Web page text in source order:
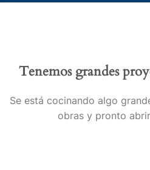
Tenemos grandes
Se está cocinando algo
obras y pronto